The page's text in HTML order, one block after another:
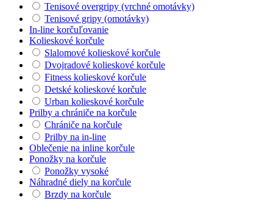
Tenisové overgripy (vrchné omotávky)
Tenisové gripy (omotávky)
In-line korčuľovanie
Kolieskové korčule
Slalomové kolieskové korčule
Dvojradové kolieskové korčule
Fitness kolieskové korčule
Detské kolieskové korčule
Urban kolieskové korčule
Prilby a chrániče na korčule
Chrániče na korčule
Prilby na in-line
Oblečenie na inline korčule
Ponožky na korčule
Ponožky vysoké
Náhradné diely na korčule
Brzdy na korčule